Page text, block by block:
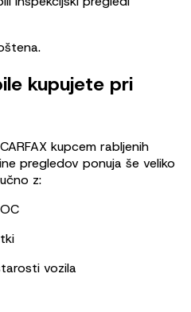
kupujete pri
kupcem rabljenih
pregledov ponuja še veliko
z:
vozila